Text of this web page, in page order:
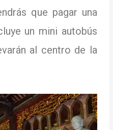
que pagar una
un mini autobús
al centro de la